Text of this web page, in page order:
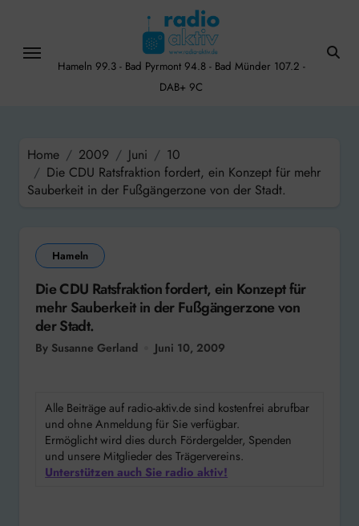
content
Hameln 99.3 - Bad Pyrmont 94.8 - Bad Münder 107.2 -
DAB+ 9C
Home 2009 Juni
10
Die CDU Ratsfraktion fordert, ein Konzept für mehr
Sauberkeit in der Fußgängerzone von der Stadt.
Hameln
Die CDU Ratsfraktion fordert, ein Konzept für
mehr Sauberkeit in der Fußgängerzone von
der Stadt.
By Susanne Gerland Juni 10, 2009
Alle Beiträge auf radio-aktiv.de sind kostenfrei abrufbar
und ohne Anmeldung für Sie verfügbar.
Ermöglicht wird dies durch Fördergelder, Spenden
und unsere Mitglieder des Trägervereins.
Unterstützen auch Sie radio aktiv!